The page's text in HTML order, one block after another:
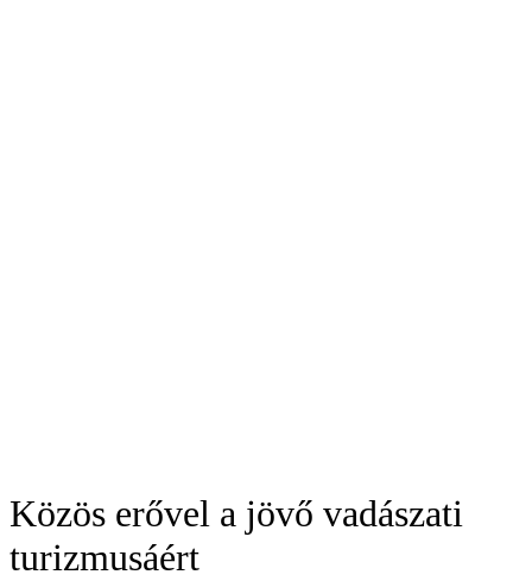
Közös erővel a jövő vadászati
turizmusáért